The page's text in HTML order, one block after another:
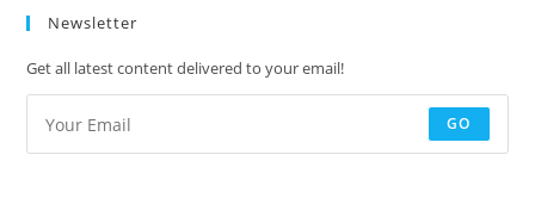
Newsletter
Get all latest content delivered to your email!
GO